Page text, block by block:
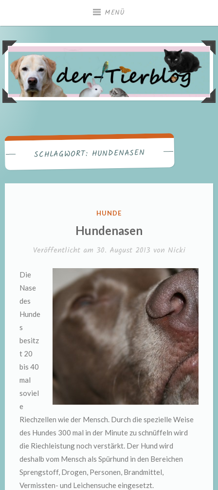
MENÜ
SCHLAGWORT: HUNDENASEN
VERÖFFENTLICHT
HUNDE
Hundenasen
Veröffentlicht am 30. August 2013 von Nicki
Die
Nase
des
Hunde
s
besitz
t 20
bis 40
mal
soviel
e
Riechzellen wie der Mensch. Durch die spezielle Weise
des Hundes 300 mal in der Minute zu schnüffeln wird
die Riechleistung noch verstärkt. Der Hund wird
deshalb vom Mensch als Spürhund in den Bereichen
Sprengstoff, Drogen, Personen, Brandmittel,
Vermissten- und Leichensuche eingesetzt.